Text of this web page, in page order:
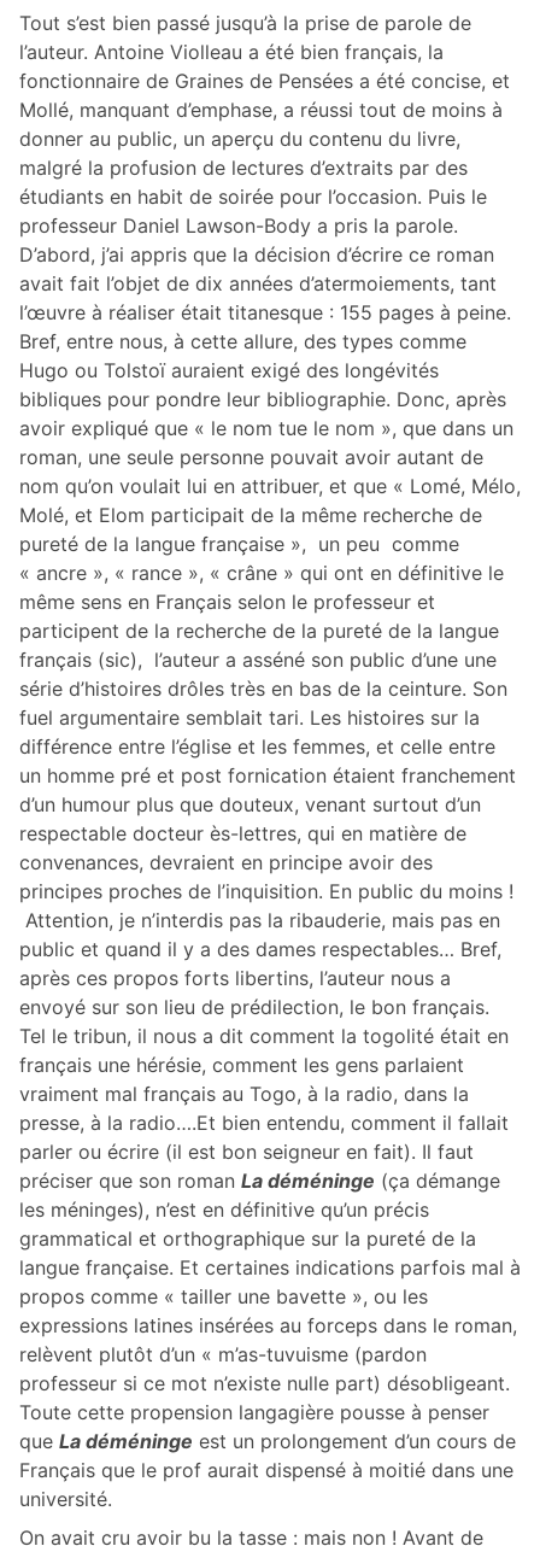
Tout s’est bien passé jusqu’à la prise de parole de
l’auteur. Antoine Violleau a été bien français, la
fonctionnaire de Graines de Pensées a été concise, et
Mollé, manquant d’emphase, a réussi tout de moins à
donner au public, un aperçu du contenu du livre,
malgré la profusion de lectures d’extraits par des
étudiants en habit de soirée pour l’occasion. Puis le
professeur Daniel Lawson-Body a pris la parole.
D’abord, j’ai appris que la décision d’écrire ce roman
avait fait l’objet de dix années d’atermoiements, tant
l’œuvre à réaliser était titanesque : 155 pages à peine.
Bref, entre nous, à cette allure, des types comme
Hugo ou Tolstoï auraient exigé des longévités
bibliques pour pondre leur bibliographie. Donc, après
avoir expliqué que « le nom tue le nom », que dans un
roman, une seule personne pouvait avoir autant de
nom qu’on voulait lui en attribuer, et que « Lomé, Mélo,
Molé, et Elom participait de la même recherche de
pureté de la langue française », un peu comme
« ancre », « rance », « crâne » qui ont en définitive le
même sens en Français selon le professeur et
participent de la recherche de la pureté de la langue
français (sic), l’auteur a asséné son public d’une une
série d’histoires drôles très en bas de la ceinture. Son
fuel argumentaire semblait tari. Les histoires sur la
différence entre l’église et les femmes, et celle entre
un homme pré et post fornication étaient franchement
d’un humour plus que douteux, venant surtout d’un
respectable docteur ès-lettres, qui en matière de
convenances, devraient en principe avoir des
principes proches de l’inquisition. En public du moins !
Attention, je n’interdis pas la ribauderie, mais pas en
public et quand il y a des dames respectables… Bref,
après ces propos forts libertins, l’auteur nous a
envoyé sur son lieu de prédilection, le bon français.
Tel le tribun, il nous a dit comment la togolité était en
français une hérésie, comment les gens parlaient
vraiment mal français au Togo, à la radio, dans la
presse, à la radio….Et bien entendu, comment il fallait
parler ou écrire (il est bon seigneur en fait). Il faut
préciser que son roman La déméninge (ça démange
les méninges), n’est en définitive qu’un précis
grammatical et orthographique sur la pureté de la
langue française. Et certaines indications parfois mal à
propos comme « tailler une bavette », ou les
expressions latines insérées au forceps dans le roman,
relèvent plutôt d’un « m’as-tuvuisme (pardon
professeur si ce mot n’existe nulle part) désobligeant.
Toute cette propension langagière pousse à penser
que La déméninge est un prolongement d’un cours de
Français que le prof aurait dispensé à moitié dans une
université.
On avait cru avoir bu la tasse : mais non ! Avant de